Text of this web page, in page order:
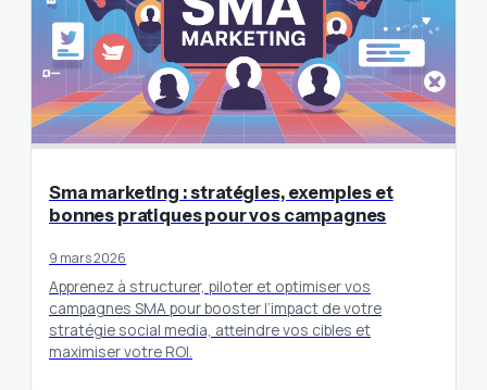
Sma marketing : stratégies, exemples et
bonnes pratiques pour vos campagnes
9 mars 2026
Apprenez à structurer, piloter et optimiser vos
campagnes SMA pour booster l’impact de votre
stratégie social media, atteindre vos cibles et
maximiser votre ROI.